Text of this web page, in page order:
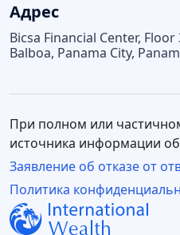
Адрес
Bicsa Financial Center,
Balboa, Panama City,
Политика
При полном или
источника информации
Заявление об отказе от